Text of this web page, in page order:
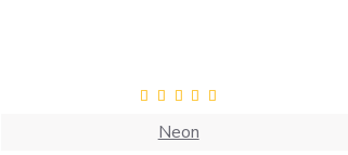
Neon